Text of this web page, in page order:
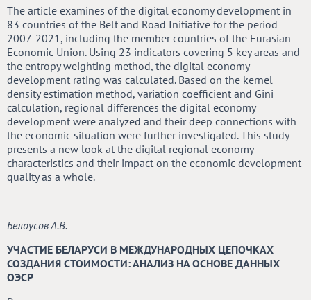
The article examines of the digital economy development in
83 countries of the Belt and Road Initiative for the period
2007-2021, including the member countries of the Eurasian
Economic Union. Using 23 indicators covering 5 key areas and
the entropy weighting method, the digital economy
development rating was calculated. Based on the kernel
density estimation method, variation coefficient and Gini
calculation, regional differences the digital economy
development were analyzed and their deep connections with
the economic situation were further investigated. This study
presents a new look at the digital regional economy
characteristics and their impact on the economic development
quality as a whole.
Белоусов А.В.
УЧАСТИЕ БЕЛАРУСИ В МЕЖДУНАРОДНЫХ ЦЕПОЧКАХ
СОЗДАНИЯ СТОИМОСТИ: АНАЛИЗ НА ОСНОВЕ ДАННЫХ
ОЭСР